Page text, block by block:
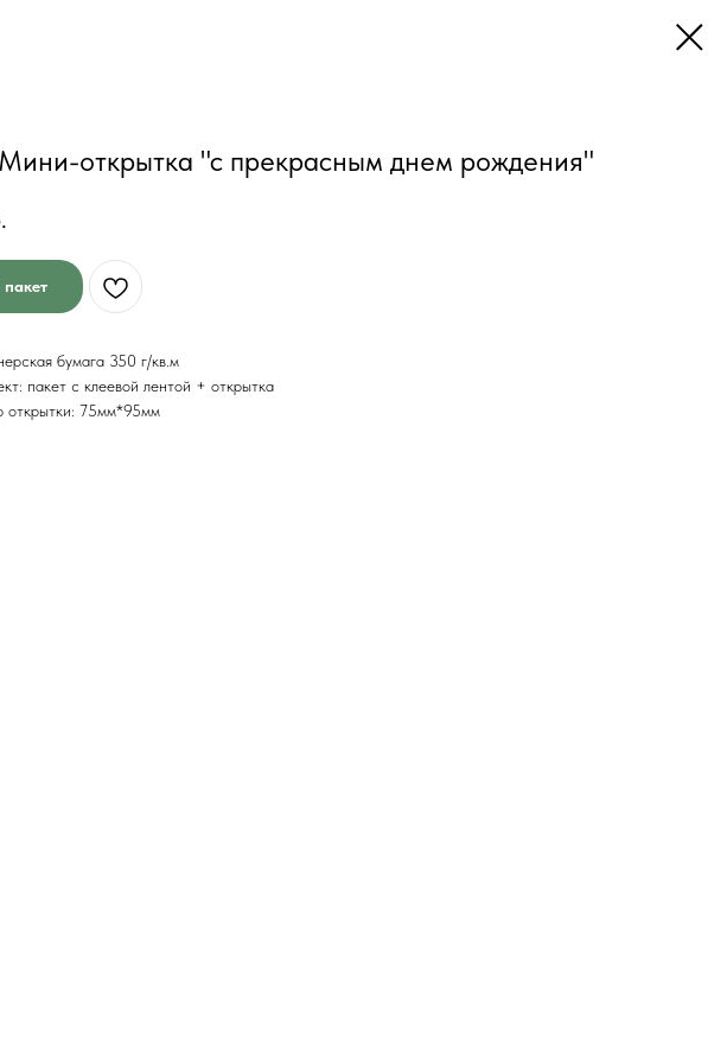
открытка "с прекрасным днем рождения"
пакет
бумага 350 г/кв.м
пакет с клеевой лентой + открытка
открытки: 75мм*95мм